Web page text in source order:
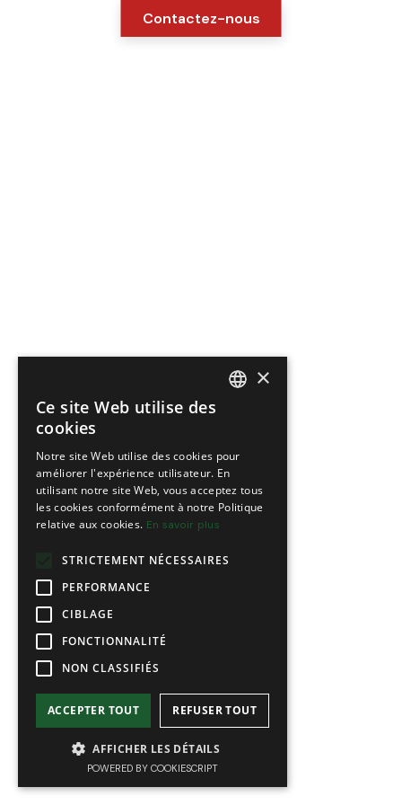
Contactez-nous
×
Ce site Web utilise des
cookies
Notre site Web utilise des cookies pour
améliorer l'expérience utilisateur. En
utilisant notre site Web, vous acceptez tous
les cookies conformément à notre Politique
relative aux cookies. En savoir plus
STRICTEMENT NÉCESSAIRES
PERFORMANCE
CIBLAGE
FONCTIONNALITÉ
NON CLASSIFIÉS
ACCEPTER TOUT REFUSER TOUT
AFFICHER LES DÉTAILS
POWERED BY COOKIESCRIPT